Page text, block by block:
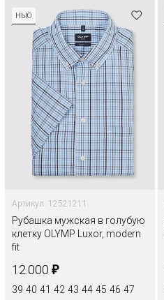
НЬЮ
Артикул: 12521211
Рубашка мужская в голубую
клетку OLYMP Luxor, modern
fit
12.000 ₽
39 40 41 42 43 44 45 46 47